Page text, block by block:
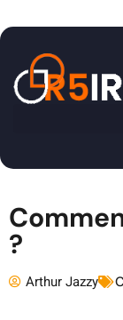
?
Arthur Jazzy